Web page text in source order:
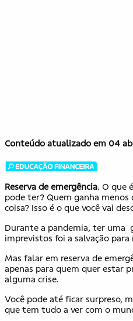
Conteúdo atualizado em 04
Reserva de emergência. O que
pode ter? Quem ganha menos
coisa? Isso é o que você vai
Durante a pandemia, ter uma
imprevistos foi a salvação
Mas falar em reserva de
apenas para quem quer estar
alguma crise.
Você pode até ficar surpreso,
que tem tudo a ver com o